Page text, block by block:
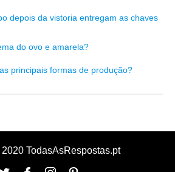
depois da vistoria entregam as chaves
do ovo e amarela?
principais formas de produção?
TodasAsRespostas.pt